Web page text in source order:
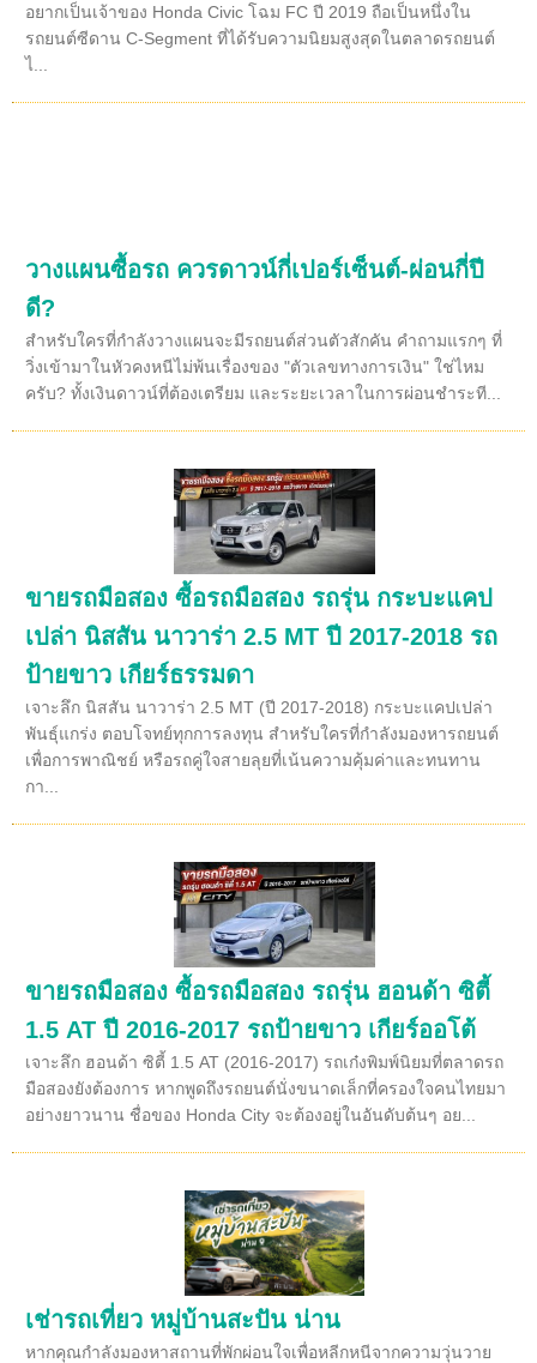
อยากเป็นเจ้าของ Honda Civic โฉม FC ปี 2019 ถือเป็นหนึ่งใน
รถยนต์ซีดาน C-Segment ที่ได้รับความนิยมสูงสุดในตลาดรถยนต์
ไ...
วางแผนซื้อรถ ควรดาวน์กี่เปอร์เซ็นต์-ผ่อนกี่ปี
ดี?
สำหรับใครที่กำลังวางแผนจะมีรถยนต์ส่วนตัวสักคัน คำถามแรกๆ ที่
วิ่งเข้ามาในหัวคงหนีไม่พ้นเรื่องของ "ตัวเลขทางการเงิน" ใช่ไหม
ครับ? ทั้งเงินดาวน์ที่ต้องเตรียม และระยะเวลาในการผ่อนชำระที...
ขายรถมือสอง ซื้อรถมือสอง รถรุ่น กระบะแคป
เปล่า นิสสัน นาวาร่า 2.5 MT ปี 2017-2018 รถ
ป้ายขาว เกียร์ธรรมดา
เจาะลึก นิสสัน นาวาร่า 2.5 MT (ปี 2017-2018) กระบะแคปเปล่า
พันธุ์แกร่ง ตอบโจทย์ทุกการลงทุน สำหรับใครที่กำลังมองหารถยนต์
เพื่อการพาณิชย์ หรือรถคู่ใจสายลุยที่เน้นความคุ้มค่าและทนทาน
กา...
ขายรถมือสอง ซื้อรถมือสอง รถรุ่น ฮอนด้า ซิตี้
1.5 AT ปี 2016-2017 รถป้ายขาว เกียร์ออโต้
เจาะลึก ฮอนด้า ซิตี้ 1.5 AT (2016-2017) รถเก๋งพิมพ์นิยมที่ตลาดรถ
มือสองยังต้องการ หากพูดถึงรถยนต์นั่งขนาดเล็กที่ครองใจคนไทยมา
อย่างยาวนาน ชื่อของ Honda City จะต้องอยู่ในอันดับต้นๆ อย...
เช่ารถเที่ยว หมู่บ้านสะปัน น่าน
หากคุณกำลังมองหาสถานที่พักผ่อนใจเพื่อหลีกหนีจากความวุ่นวาย